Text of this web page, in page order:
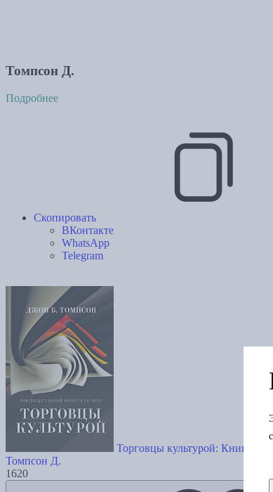
Томпсон Д.
Подробнее
Скопировать
ВКонтакте
WhatsApp
Telegram
Торговцы культурой:
Томпсон Д.
1620